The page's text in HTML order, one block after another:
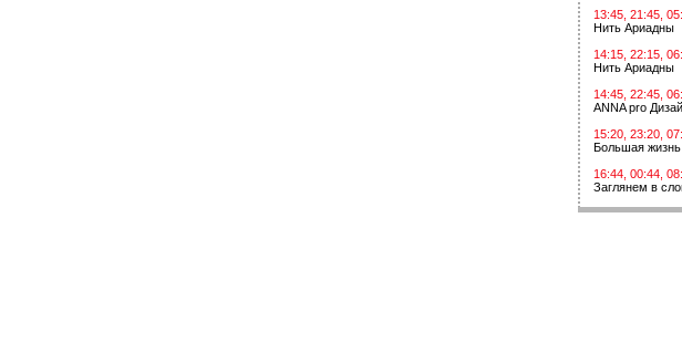
13:45, 21:45,
Нить Ариадны
14:15, 22:15,
Нить Ариадны
14:45, 22:45,
ANNA pro
15:20, 23:20,
Большая жизнь
16:44, 00:44,
Заглянем в